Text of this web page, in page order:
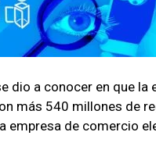
dio a conocer en que la
más 540 millones de
empresa de comercio